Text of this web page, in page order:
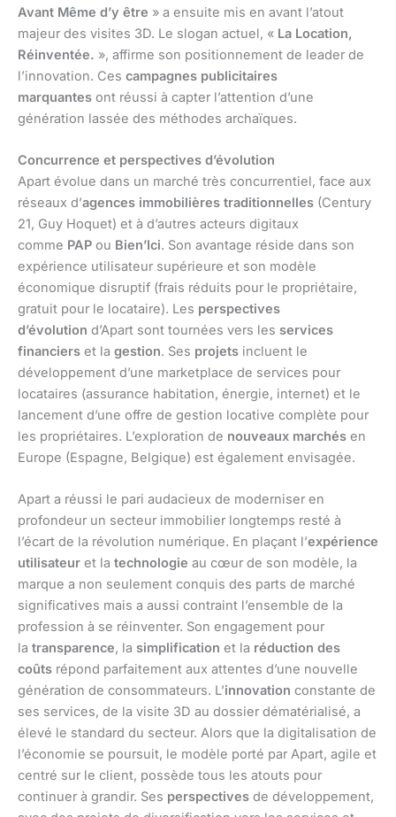
Avant Même d’y être » a ensuite mis en avant l’atout
majeur des visites 3D. Le slogan actuel, « La Location,
Réinventée. », affirme son positionnement de leader de
l’innovation. Ces campagnes publicitaires
marquantes ont réussi à capter l’attention d’une
génération lassée des méthodes archaïques.
Concurrence et perspectives d’évolution
Apart évolue dans un marché très concurrentiel, face aux
réseaux d’agences immobilières traditionnelles (Century
21, Guy Hoquet) et à d’autres acteurs digitaux
comme PAP ou Bien’Ici. Son avantage réside dans son
expérience utilisateur supérieure et son modèle
économique disruptif (frais réduits pour le propriétaire,
gratuit pour le locataire). Les perspectives
d’évolution d’Apart sont tournées vers les services
financiers et la gestion. Ses projets incluent le
développement d’une marketplace de services pour
locataires (assurance habitation, énergie, internet) et le
lancement d’une offre de gestion locative complète pour
les propriétaires. L’exploration de nouveaux marchés en
Europe (Espagne, Belgique) est également envisagée.
Apart a réussi le pari audacieux de moderniser en
profondeur un secteur immobilier longtemps resté à
l’écart de la révolution numérique. En plaçant l’expérience
utilisateur et la technologie au cœur de son modèle, la
marque a non seulement conquis des parts de marché
significatives mais a aussi contraint l’ensemble de la
profession à se réinventer. Son engagement pour
la transparence, la simplification et la réduction des
coûts répond parfaitement aux attentes d’une nouvelle
génération de consommateurs. L’innovation constante de
ses services, de la visite 3D au dossier dématérialisé, a
élevé le standard du secteur. Alors que la digitalisation de
l’économie se poursuit, le modèle porté par Apart, agile et
centré sur le client, possède tous les atouts pour
continuer à grandir. Ses perspectives de développement,